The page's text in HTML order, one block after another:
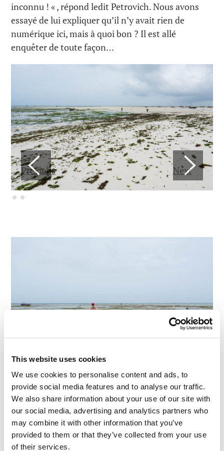
This website uses cookies
We use cookies to personalise content and ads, to
provide social media features and to analyse our traffic.
We also share information about your use of our site with
our social media, advertising and analytics partners who
may combine it with other information that you’ve
provided to them or that they’ve collected from your use
of their services.
inconnu ! « , répond ledit Petrovich. Nous avons
essayé de lui expliquer qu’il n’y avait rien de
numérique ici, mais à quoi bon ? Il est allé
enquêter de toute façon…
Previous Next
Les bateaux étaient amarrés sur le plage parce que
c’était dimanche. Le lendemain, il n’y en avait
aucun : ils étaient tous en mer parce que la
semaine de travail avait commencé.